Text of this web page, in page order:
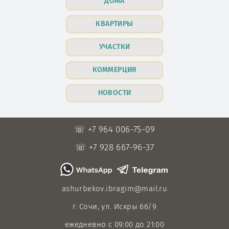
КВАРТИРЫ
УЧАСТКИ
КОММЕРЦИЯ
НОВОСТИ
☏ +7 964 006-75-09
☏ +7 928 667-96-37
ashurbekov.ibragim@mail.ru
г. Сочи, ул. Искры 66/9
ежедневно с 09:00 до 21:00